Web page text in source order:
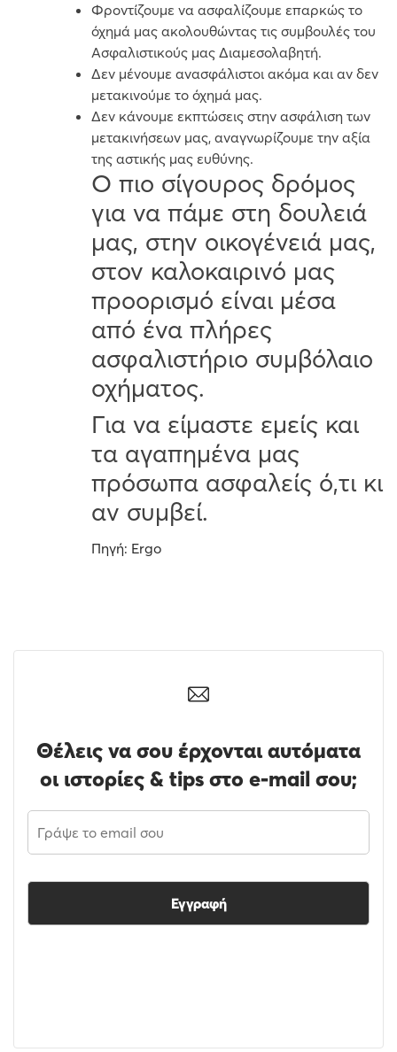
Φροντίζουμε να ασφαλίζουμε επαρκώς το
όχημά μας ακολουθώντας τις συμβουλές του
Ασφαλιστικούς μας Διαμεσολαβητή.
Δεν μένουμε ανασφάλιστοι ακόμα και αν δεν
μετακινούμε το όχημά μας.
Δεν κάνουμε εκπτώσεις στην ασφάλιση των
μετακινήσεων μας, αναγνωρίζουμε την αξία
της αστικής μας ευθύνης.
Ο πιο σίγουρος δρόμος
για να πάμε στη δουλειά
μας, στην οικογένειά μας,
στον καλοκαιρινό μας
προορισμό είναι μέσα
από ένα πλήρες
ασφαλιστήριο συμβόλαιο
οχήματος.
Για να είμαστε εμείς και
τα αγαπημένα μας
πρόσωπα ασφαλείς ό,τι κι
αν συμβεί.
Πηγή: Ergo
Θέλεις να σου έρχονται αυτόματα
οι ιστορίες & tips στο e-mail σου;
Εγγραφή